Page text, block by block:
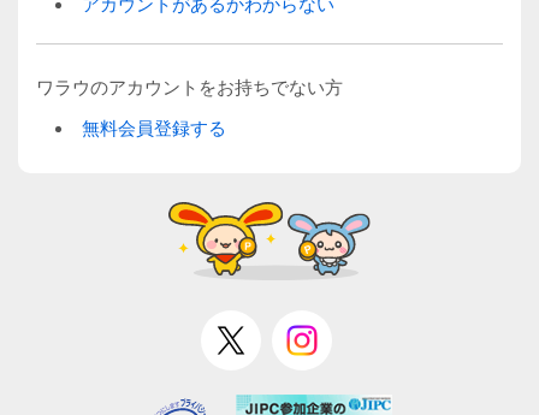
アカウントがあるかわからない
ワラウのアカウントをお持ちでない方
無料会員登録する